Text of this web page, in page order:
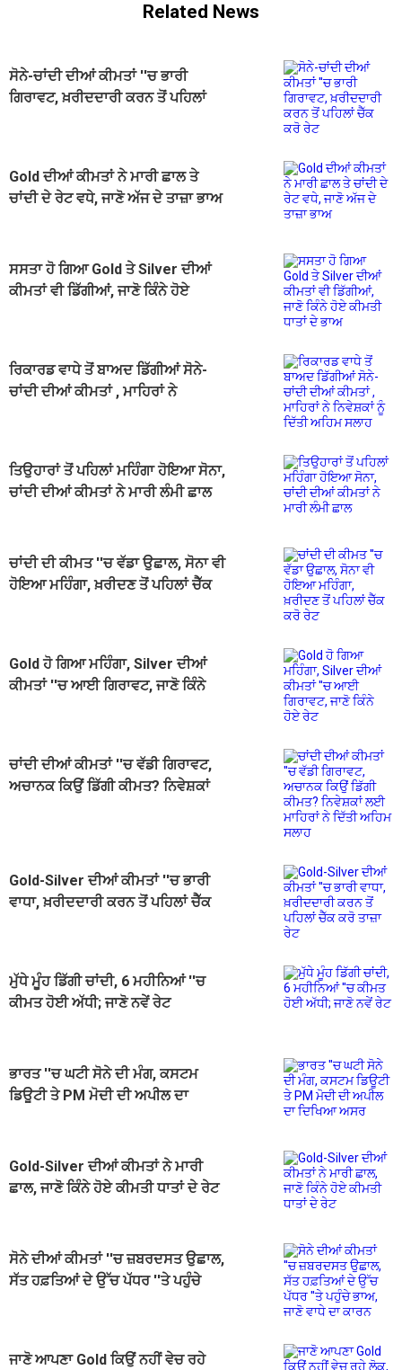
Related News
ਸੋਨੇ-ਚਾਂਦੀ ਦੀਆਂ ਕੀਮਤਾਂ ''ਚ ਭਾਰੀ
ਗਿਰਾਵਟ, ਖ਼ਰੀਦਦਾਰੀ ਕਰਨ ਤੋਂ ਪਹਿਲਾਂ
Gold ਦੀਆਂ ਕੀਮਤਾਂ ਨੇ ਮਾਰੀ ਛਾਲ ਤੇ
ਚਾਂਦੀ ਦੇ ਰੇਟ ਵਧੇ, ਜਾਣੋ ਅੱਜ ਦੇ ਤਾਜ਼ਾ ਭਾਅ
ਸਸਤਾ ਹੋ ਗਿਆ Gold ਤੇ Silver ਦੀਆਂ
ਕੀਮਤਾਂ ਵੀ ਡਿੱਗੀਆਂ, ਜਾਣੋ ਕਿੰਨੇ ਹੋਏ
ਰਿਕਾਰਡ ਵਾਧੇ ਤੋਂ ਬਾਅਦ ਡਿੱਗੀਆਂ ਸੋਨੇ-
ਚਾਂਦੀ ਦੀਆਂ ਕੀਮਤਾਂ , ਮਾਹਿਰਾਂ ਨੇ
ਤਿਉਹਾਰਾਂ ਤੋਂ ਪਹਿਲਾਂ ਮਹਿੰਗਾ ਹੋਇਆ ਸੋਨਾ,
ਚਾਂਦੀ ਦੀਆਂ ਕੀਮਤਾਂ ਨੇ ਮਾਰੀ ਲੰਮੀ ਛਾਲ
ਚਾਂਦੀ ਦੀ ਕੀਮਤ ''ਚ ਵੱਡਾ ਉਛਾਲ, ਸੋਨਾ ਵੀ
ਹੋਇਆ ਮਹਿੰਗਾ, ਖ਼ਰੀਦਣ ਤੋਂ ਪਹਿਲਾਂ ਚੈੱਕ
Gold ਹੋ ਗਿਆ ਮਹਿੰਗਾ, Silver ਦੀਆਂ
ਕੀਮਤਾਂ ''ਚ ਆਈ ਗਿਰਾਵਟ, ਜਾਣੋ ਕਿੰਨੇ
ਚਾਂਦੀ ਦੀਆਂ ਕੀਮਤਾਂ ''ਚ ਵੱਡੀ ਗਿਰਾਵਟ,
ਅਚਾਨਕ ਕਿਉਂ ਡਿੱਗੀ ਕੀਮਤ? ਨਿਵੇਸ਼ਕਾਂ
Gold-Silver ਦੀਆਂ ਕੀਮਤਾਂ ''ਚ ਭਾਰੀ
ਵਾਧਾ, ਖ਼ਰੀਦਦਾਰੀ ਕਰਨ ਤੋਂ ਪਹਿਲਾਂ ਚੈੱਕ
ਮੁੱਧੇ ਮੂੰਹ ਡਿੱਗੀ ਚਾਂਦੀ, 6 ਮਹੀਨਿਆਂ ''ਚ
ਕੀਮਤ ਹੋਈ ਅੱਧੀ; ਜਾਣੋ ਨਵੇਂ ਰੇਟ
ਭਾਰਤ ''ਚ ਘਟੀ ਸੋਨੇ ਦੀ ਮੰਗ, ਕਸਟਮ
ਡਿਊਟੀ ਤੇ PM ਮੋਦੀ ਦੀ ਅਪੀਲ ਦਾ
Gold-Silver ਦੀਆਂ ਕੀਮਤਾਂ ਨੇ ਮਾਰੀ
ਛਾਲ, ਜਾਣੋ ਕਿੰਨੇ ਹੋਏ ਕੀਮਤੀ ਧਾਤਾਂ ਦੇ ਰੇਟ
ਸੋਨੇ ਦੀਆਂ ਕੀਮਤਾਂ ''ਚ ਜ਼ਬਰਦਸਤ ਉਛਾਲ,
ਸੱਤ ਹਫ਼ਤਿਆਂ ਦੇ ਉੱਚ ਪੱਧਰ ''ਤੇ ਪਹੁੰਚੇ
ਜਾਣੋ ਆਪਣਾ Gold ਕਿਉਂ ਨਹੀਂ ਵੇਚ ਰਹੇ